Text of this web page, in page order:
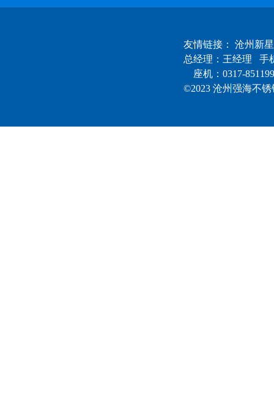
友情链接： 沧州新
总经理：王经理 手
座机：0317-
©2023 沧州强海不